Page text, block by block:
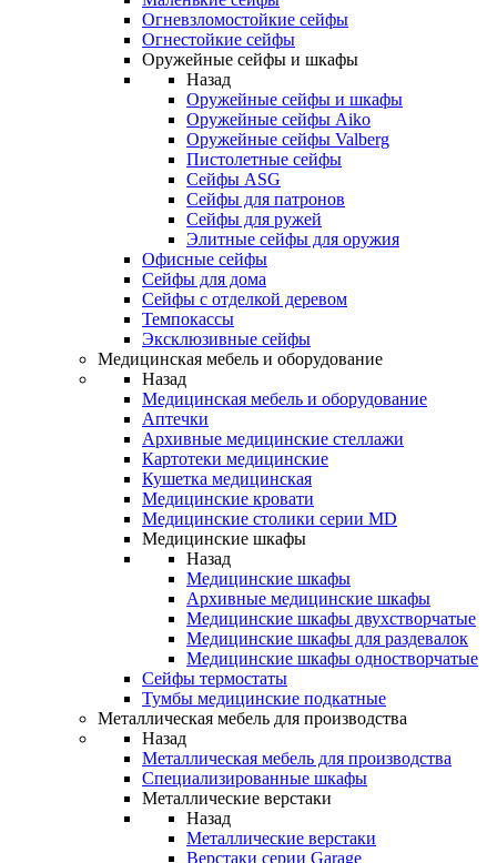
Огневзломостойкие сейфы
Огнестойкие сейфы
Оружейные сейфы и шкафы
Назад
Оружейные сейфы и шкафы
Оружейные сейфы Aiko
Оружейные сейфы Valberg
Пистолетные сейфы
Сейфы ASG
Сейфы для патронов
Сейфы для ружей
Элитные сейфы для оружия
Офисные сейфы
Сейфы для дома
Сейфы с отделкой деревом
Темпокассы
Эксклюзивные сейфы
Медицинская мебель и оборудование
Назад
Медицинская мебель и оборудование
Аптечки
Архивные медицинские стеллажи
Картотеки медицинские
Кушетка медицинская
Медицинские кровати
Медицинские столики серии MD
Медицинские шкафы
Назад
Медицинские шкафы
Архивные медицинские шкафы
Медицинские шкафы двухстворчатые
Медицинские шкафы для раздевалок
Медицинские шкафы одностворчатые
Сейфы термостаты
Тумбы медицинские подкатные
Металлическая мебель для производства
Назад
Металлическая мебель для производства
Cпециализированные шкафы
Металлические верстаки
Назад
Металлические верстаки
Верстаки серии Garage